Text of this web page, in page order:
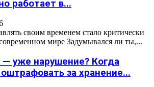
работает в...
своим временем стало критически
мире Задумывался ли ты,...
— уже нарушение? Когда
за хранение...